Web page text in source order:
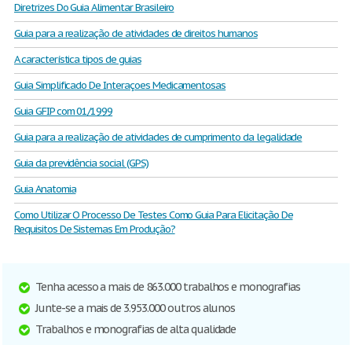
Diretrizes Do Guia Alimentar Brasileiro
Guia para a realização de atividades de direitos humanos
A característica tipos de guias
Guia Simplificado De Interaçoes Medicamentosas
Guia GFIP com 01/1999
Guia para a realização de atividades de cumprimento da legalidade
Guia da previdência social (GPS)
Guia Anatomia
Como Utilizar O Processo De Testes Como Guia Para Elicitação De
Requisitos De Sistemas Em Produção?
Tenha acesso a mais de 863.000 trabalhos e monografias
Junte-se a mais de 3.953.000 outros alunos
Trabalhos e monografias de alta qualidade